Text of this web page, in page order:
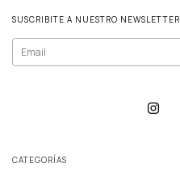
SUSCRIBITE A NUESTRO NEWSLETTER
CATEGORÍAS